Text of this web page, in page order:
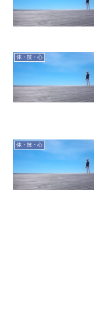
体・技・心
体・技・心